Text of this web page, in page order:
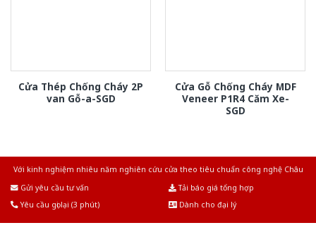
Cửa Thép Chống Cháy 2P
van Gỗ-a-SGD
Cửa Gỗ Chống Cháy MDF
Veneer P1R4 Căm Xe-
SGD
Với kinh nghiệm nhiêu năm nghiên cứu cửa theo tiêu chuẩn công nghệ Châu
Gửi yêu cầu tư vấn
Tải báo giá tổng hợp
Yêu cầu gọi lại (3 phút)
Dành cho đại lý